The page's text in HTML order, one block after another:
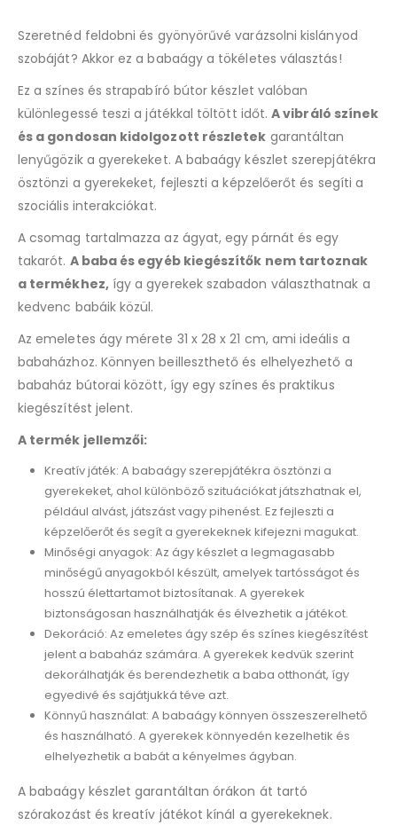
Szeretnéd feldobni és gyönyörűvé varázsolni kislányod
szobáját? Akkor ez a babaágy a tökéletes választás!
Ez a színes és strapabíró bútor készlet valóban
különlegessé teszi a játékkal töltött időt.A vibráló színek
és a gondosan kidolgozott részletek garantáltan
lenyűgözik a gyerekeket. A babaágy készlet szerepjátékra
ösztönzi a gyerekeket, fejleszti a képzelőerőt és segíti a
szociális interakciókat.
A csomag tartalmazza az ágyat, egy párnát és egy
takarót. A baba és egyéb kiegészítők nem tartoznak
a termékhez,így a gyerekek szabadon választhatnak a
kedvenc babáik közül.
Az emeletes ágy mérete 31 x 28 x 21 cm, ami ideális a
babaházhoz. Könnyen beilleszthető és elhelyezhető a
babaház bútorai között, így egy színes és praktikus
kiegészítést jelent.
A termék jellemzői:
Kreatív játék: A babaágy szerepjátékra ösztönzi a
gyerekeket, ahol különböző szituációkat játszhatnak el,
például alvást, játszást vagy pihenést. Ez fejleszti a
képzelőerőt és segít a gyerekeknek kifejezni magukat.
Minőségi anyagok: Az ágy készlet a legmagasabb
minőségű anyagokból készült, amelyek tartósságot és
hosszú élettartamot biztosítanak. A gyerekek
biztonságosan használhatják és élvezhetik a játékot.
Dekoráció: Az emeletes ágy szép és színes kiegészítést
jelent a babaház számára. A gyerekek kedvük szerint
dekorálhatják és berendezhetik a baba otthonát, így
egyedivé és sajátjukká téve azt.
Könnyű használat: A babaágy könnyen összeszerelhető
és használható. A gyerekek könnyedén kezelhetik és
elhelyezhetik a babát a kényelmes ágyban.
A babaágy készlet garantáltan órákon át tartó
szórakozást és kreatív játékot kínál a gyerekeknek.